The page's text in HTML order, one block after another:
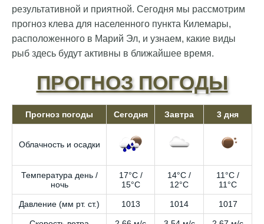
результативной и приятной. Сегодня мы рассмотрим
прогноз клева для населенного пункта Килемары,
расположенного в Марий Эл, и узнаем, какие виды
рыб здесь будут активны в ближайшее время.
ПРОГНОЗ ПОГОДЫ
Прогноз погоды Сегодня Завтра 3 дня
Облачность и осадки
Температура день /
ночь
17°C /
15°C
14°C /
12°C
11°C /
11°C
Давление (мм рт. ст.) 1013 1014 1017